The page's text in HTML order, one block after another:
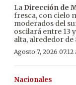
La Dirección de
fresca, con cielo
moderados del
oscilará entre 13
alta, alrededor de
Agosto 7, 2026 07:12
Nacionales